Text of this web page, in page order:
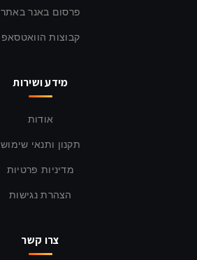
פרסום באנר באתר
קבוצות הוואטסאפ
מידע ושירות
אודות
תקנון ותנאי שימוש
מדיניות פרטיות
הצהרת נגישות
צרו קשר